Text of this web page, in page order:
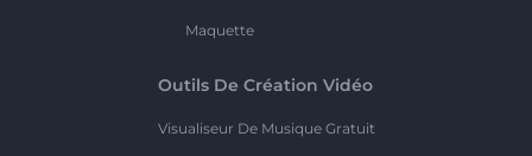
Maquette
Outils De Création Vidéo
Visualiseur De Musique Gratuit